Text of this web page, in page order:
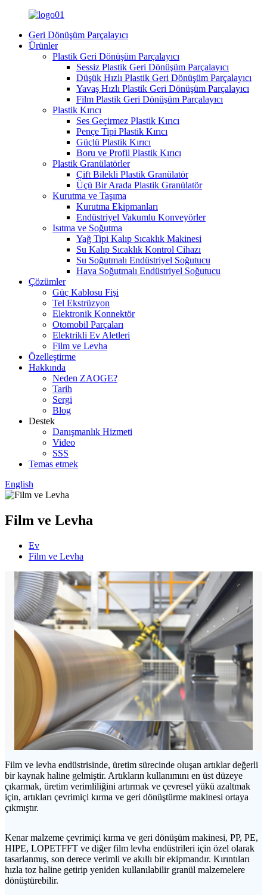
Geri Dönüşüm Parçalayıcı
Ürünler
Plastik Geri Dönüşüm Parçalayıcı
Sessiz Plastik Geri Dönüşüm Parçalayıcı
Düşük Hızlı Plastik Geri Dönüşüm Parçalayıcı
Yavaş Hızlı Plastik Geri Dönüşüm Parçalayıcı
Film Plastik Geri Dönüşüm Parçalayıcı
Plastik Kırıcı
Ses Geçirmez Plastik Kırıcı
Pençe Tipi Plastik Kırıcı
Güçlü Plastik Kırıcı
Boru ve Profil Plastik Kırıcı
Plastik Granülatörler
Çift Bilekli Plastik Granülatör
Üçü Bir Arada Plastik Granülatör
Kurutma ve Taşıma
Kurutma Ekipmanları
Endüstriyel Vakumlu Konveyörler
Isıtma ve Soğutma
Yağ Tipi Kalıp Sıcaklık Makinesi
Su Kalıp Sıcaklık Kontrol Cihazı
Su Soğutmalı Endüstriyel Soğutucu
Hava Soğutmalı Endüstriyel Soğutucu
Çözümler
Güç Kablosu Fişi
Tel Ekstrüzyon
Elektronik Konnektör
Otomobil Parçaları
Elektrikli Ev Aletleri
Film ve Levha
Özelleştirme
Hakkında
Neden ZAOGE?
Tarih
Sergi
Blog
Destek
Danışmanlık Hizmeti
Video
SSS
Temas etmek
English
Film ve Levha
Ev
Film ve Levha
Film ve levha endüstrisinde, üretim sürecinde oluşan artıklar değerli
bir kaynak haline gelmiştir. Artıkların kullanımını en üst düzeye
çıkarmak, üretim verimliliğini artırmak ve çevresel yükü azaltmak
için, artıkları çevrimiçi kırma ve geri dönüştürme makinesi ortaya
çıkmıştır.
Kenar malzeme çevrimiçi kırma ve geri dönüşüm makinesi, PP, PE,
HIPE, LOPETFFT ve diğer film levha endüstrileri için özel olarak
tasarlanmış, son derece verimli ve akıllı bir ekipmandır. Kırıntıları
hızla toz haline getirip yeniden kullanılabilir granül malzemelere
dönüştürebilir.